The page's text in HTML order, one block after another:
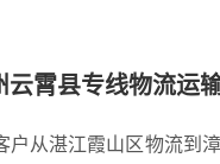
云霄县专线物流运
户从湛江霞山区物流到